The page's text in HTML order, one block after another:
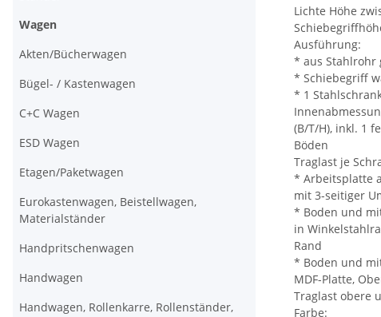
Lichte Höhe
Ausführung:
* aus Stahlrohr
* Schiebegriff
* 1
(B/T/H), inkl. 1
Böden
Traglast je
* Arbeitsplatte
mit 3-seitiger
* Boden und
in
Rand
* Boden und
MDF-Platte,
Traglast obere
Farbe:
Wagen
Akten/Bücherwagen
Bügel- / Kastenwagen
C+C Wagen
ESD Wagen
Etagen/Paketwagen
Eurokastenwagen, Beistellwagen,
Materialständer
Handpritschenwagen
Handwagen
Handwagen, Rollenkarre, Rollenständer,